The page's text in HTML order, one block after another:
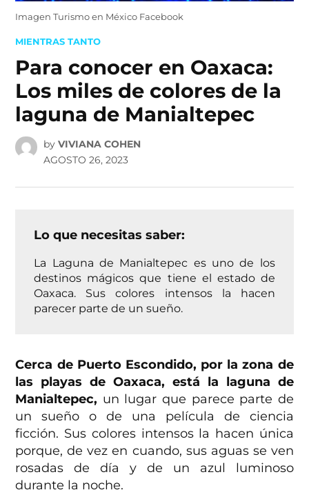
Imagen Turismo en México Facebook
POSTED
MIENTRAS TANTO
Para conocer en Oaxaca:
Los miles de colores de la
laguna de Manialtepec
by VIVIANA COHEN
AGOSTO 26, 2023
Lo que necesitas saber:
La Laguna de Manialtepec es uno de los
destinos mágicos que tiene el estado de
Oaxaca. Sus colores intensos la hacen
parecer parte de un sueño.
Cerca de Puerto Escondido, por la zona de
las playas de Oaxaca, está la laguna de
Manialtepec, un lugar que parece parte de
un sueño o de una película de ciencia
ficción. Sus colores intensos la hacen única
porque, de vez en cuando, sus aguas se ven
rosadas de día y de un azul luminoso
durante la noche.